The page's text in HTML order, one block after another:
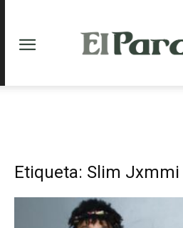
Etiqueta: Slim Jxmmi